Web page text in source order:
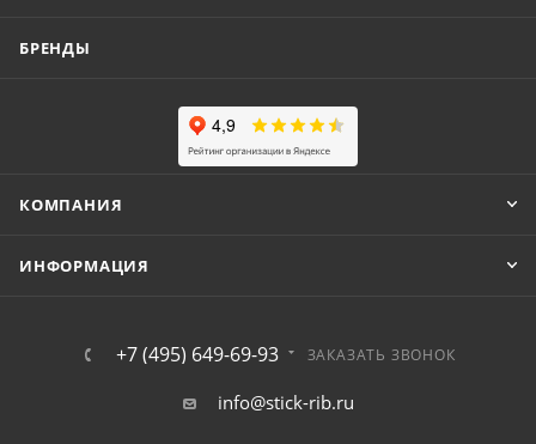
БРЕНДЫ
КОМПАНИЯ
ИНФОРМАЦИЯ
+7 (495) 649-69-93 ЗАКАЗАТЬ ЗВОНОК
info@stick-rib.ru